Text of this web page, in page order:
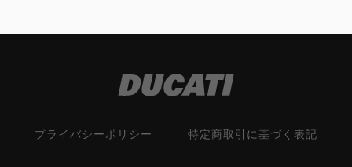
プライバシーポリシー 特定商取引に基づく表記